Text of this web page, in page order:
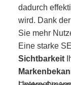
dadurch
wird. Dank
Sie mehr
Eine starke
Sichtbarkeit